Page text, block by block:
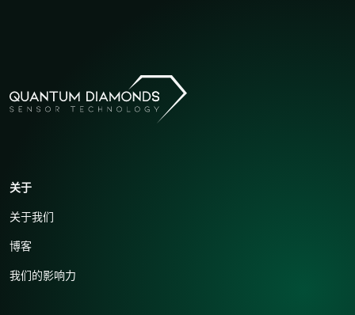
关于
关于我们
博客
我们的影响力